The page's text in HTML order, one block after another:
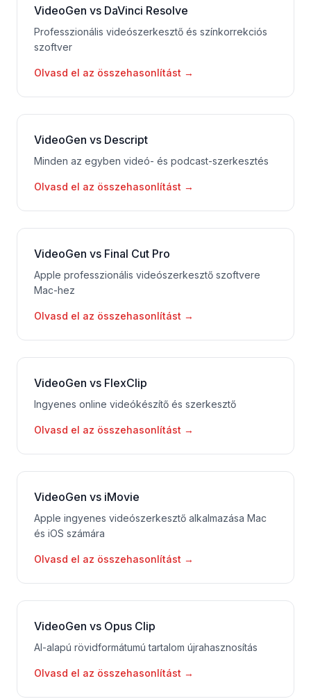
VideoGen vs DaVinci Resolve
Professzionális videószerkesztő és színkorrekciós
szoftver
Olvasd el az összehasonlítást →
VideoGen vs Descript
Minden az egyben videó- és podcast-szerkesztés
Olvasd el az összehasonlítást →
VideoGen vs Final Cut Pro
Apple professzionális videószerkesztő szoftvere
Mac-hez
Olvasd el az összehasonlítást →
VideoGen vs FlexClip
Ingyenes online videókészítő és szerkesztő
Olvasd el az összehasonlítást →
VideoGen vs iMovie
Apple ingyenes videószerkesztő alkalmazása Mac
és iOS számára
Olvasd el az összehasonlítást →
VideoGen vs Opus Clip
AI-alapú rövidformátumú tartalom újrahasznosítás
Olvasd el az összehasonlítást →